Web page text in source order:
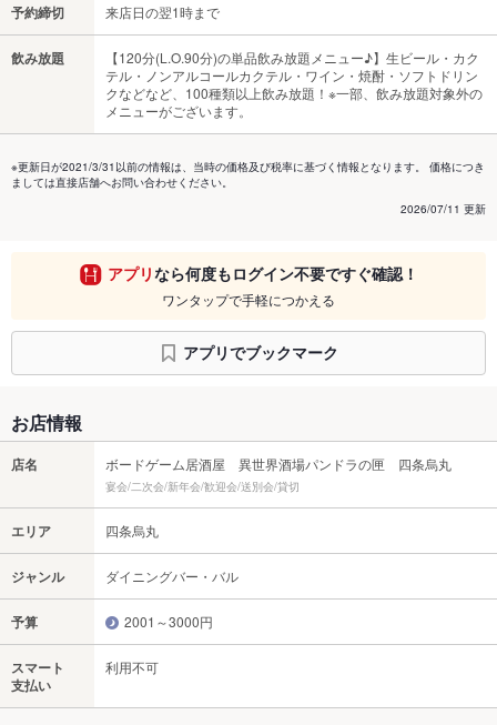
予約締切 来店日の翌1時まで
飲み放題
【120分(L.O.90分)の単品飲み放題メニュー♪】生ビール・カク
テル・ノンアルコールカクテル・ワイン・焼酎・ソフトドリン
クなどなど、100種類以上飲み放題！※一部、飲み放題対象外の
メニューがございます。
※更新日が2021/3/31以前の情報は、当時の価格及び税率に基づく情報となります。 価格につき
ましては直接店舗へお問い合わせください。
2026/07/11 更新
アプリなら何度もログイン不要ですぐ確認！
ワンタップで手軽につかえる
アプリでブックマーク
お店情報
店名 ボードゲーム居酒屋 異世界酒場パンドラの匣 四条烏丸
宴会/二次会/新年会/歓迎会/送別会/貸切
エリア 四条烏丸
ジャンル ダイニングバー・バル
予算 2001～3000円
スマート
支払い
利用不可